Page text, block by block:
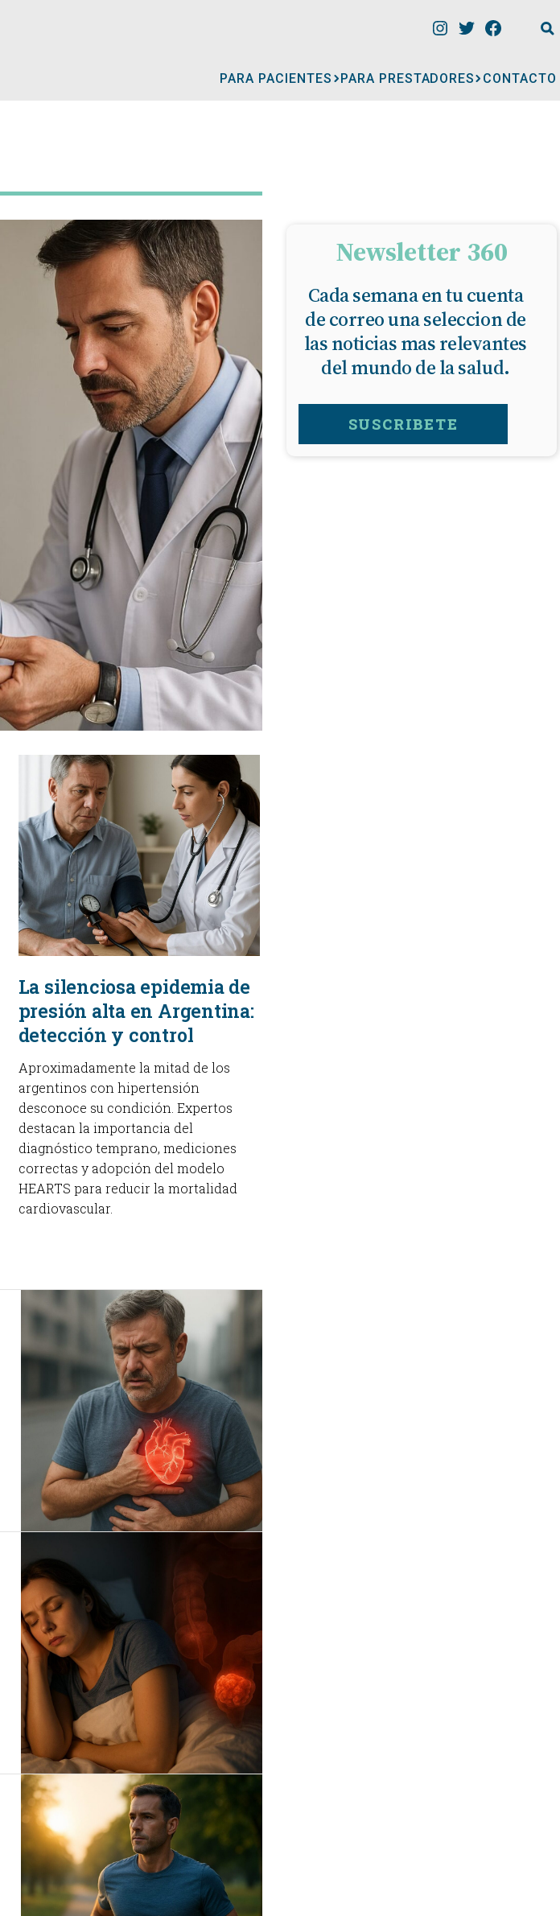
PARA PACIENTES
CIRUGÍA PLÁSTICA
GASTROENTEROLOGÍA
NUTRICIÓN
ONCOLOGÍA
PSICOLOGÍA
CONSULTORIOS
MÉDICOS
GERIÁTRICOS
FERTILIDAD
PARA PRESTADORES CONTACTO
La silenciosa epidemia de
presión alta en Argentina:
detección y control
Aproximadamente la mitad de los
argentinos con hipertensión
desconoce su condición. Expertos
destacan la importancia del
diagnóstico temprano, mediciones
correctas y adopción del modelo
HEARTS para reducir la mortalidad
cardiovascular.
Newsletter 360
Cada semana en tu cuenta
de correo una seleccion de
las noticias mas relevantes
del mundo de la salud.
SUSCRIBETE